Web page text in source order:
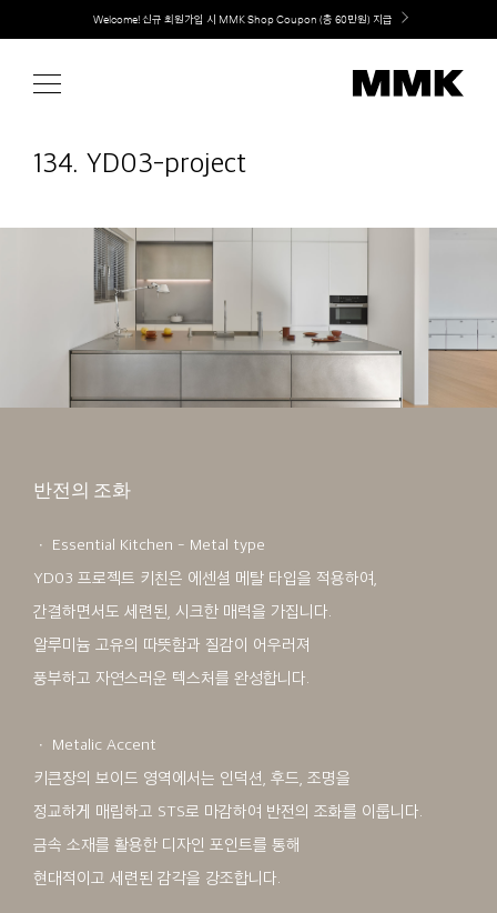
content
취향대로 완성하는 커스텀 아일랜드 키친, MMK The Island 출시
134. YD03-project
반전의 조화
ㆍ Essential Kitchen - Metal type
YD03 프로젝트 키친은 에센셜 메탈 타입을 적용하여,
간결하면서도 세련된, 시크한 매력을 가집니다.
알루미늄 고유의 따뜻함과 질감이 어우러져
풍부하고 자연스러운 텍스처를 완성합니다.
ㆍ Metalic Accent
키큰장의 보이드 영역에서는 인덕션, 후드, 조명을
정교하게 매립하고 STS로 마감하여 반전의 조화를 이룹니다.
금속 소재를 활용한 디자인 포인트를 통해
현대적이고 세련된 감각을 강조합니다.